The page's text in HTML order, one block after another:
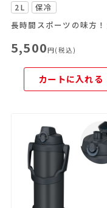
2L
保冷
5,500円(税込)
カートに入れる